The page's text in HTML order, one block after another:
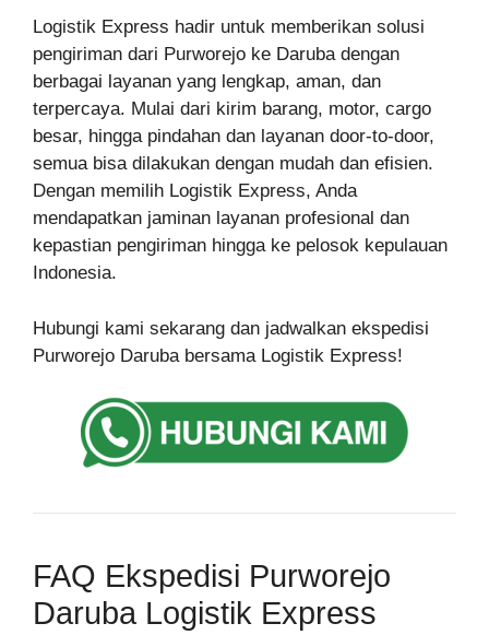
Logistik Express hadir untuk memberikan solusi
pengiriman dari Purworejo ke Daruba dengan
berbagai layanan yang lengkap, aman, dan
terpercaya. Mulai dari kirim barang, motor, cargo
besar, hingga pindahan dan layanan door-to-door,
semua bisa dilakukan dengan mudah dan efisien.
Dengan memilih Logistik Express, Anda
mendapatkan jaminan layanan profesional dan
kepastian pengiriman hingga ke pelosok kepulauan
Indonesia.
Hubungi kami sekarang dan jadwalkan ekspedisi
Purworejo Daruba bersama Logistik Express!
FAQ Ekspedisi Purworejo
Daruba Logistik Express